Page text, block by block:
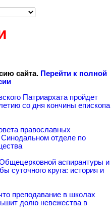
сайта. Перейти к полной
Патриархата пройдет
со дня кончины епископа
православных
отделе по
аспирантуры и
суточного круга: история и
преподавание в школах
долю невежества в